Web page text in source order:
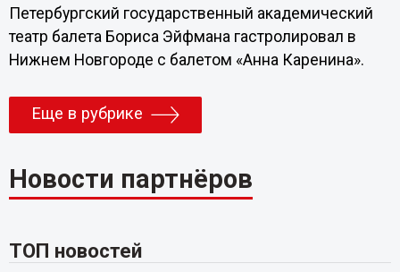
Петербургский государственный академический
театр балета Бориса Эйфмана гастролировал в
Нижнем Новгороде с балетом «Анна Каренина».
Еще в рубрике
Новости партнёров
ТОП новостей